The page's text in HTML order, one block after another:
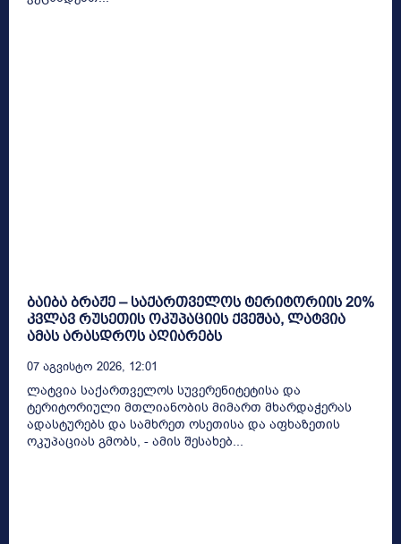
ბაიბა ბრაჟე – საქართველოს ტერიტორიის 20%
კვლავ რუსეთის ოკუპაციის ქვეშაა, ლატვია
ამას არასდროს აღიარებს
07 Აგვისტო 2026, 12:01
ლატვია საქართველოს სუვერენიტეტისა და
ტერიტორიული მთლიანობის მიმართ მხარდაჭერას
ადასტურებს და სამხრეთ ოსეთისა და აფხაზეთის
ოკუპაციას გმობს, - ამის შესახებ...